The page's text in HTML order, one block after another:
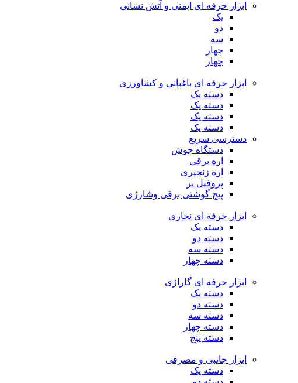
ابزار حرفه ای ایمنی و آتش نشانی
یک
دو
سه
چهار
چهار
ابزار حرفه ای باغبانی و کشاورزی
دسته یک
دسته یک
دسته یک
دسته یک
دسترسی سریع
دستگاه جوش
اره برقی
اره زنجیری
پروفیل بر
پیچ گوشتی برقی وشارژی
ابزار حرفه ای نجاری
دسته یک
دسته دو
دسته سه
دسته چهار
ابزار حرفه ای گاراژی
دسته یک
دسته دو
دسته سه
دسته چهار
دسته پنج
ابزار جانبی و مصرفی
دسته یک